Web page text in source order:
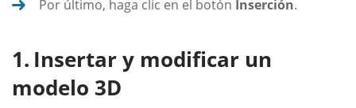
Por último, haga clic en el botón Inserción.
Insertar y modificar un
modelo 3D